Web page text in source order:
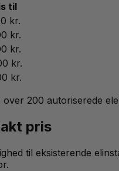
til
kr.
kr.
kr.
kr.
kr.
200 autoriserede
pris
til eksisterende